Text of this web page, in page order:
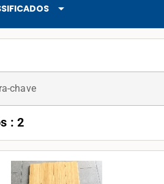
arrow_drop_down
chave
: 2